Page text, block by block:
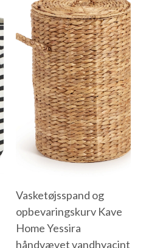
Vasketøjsspand og
opbevaringskurv Kave
Home Yessira
håndvævet vandhyacint